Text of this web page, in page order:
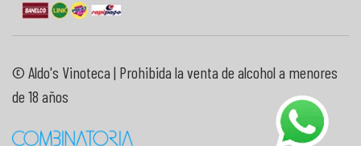
© Aldo's Vinoteca | Prohibida la venta de alcohol a menores
de 18 años